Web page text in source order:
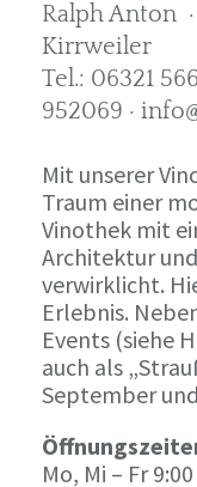
Ralph Anton ·
Kirrweiler
Tel.: 06321
952069 ·
Mit unserer
Traum einer
Vinothek mit
Architektur
verwirklicht.
Erlebnis.
Events (siehe
auch als
September
Mo, Mi – Fr